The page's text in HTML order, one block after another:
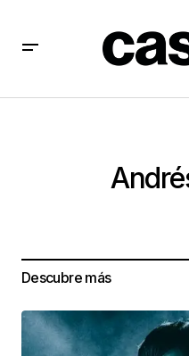
Descubre más